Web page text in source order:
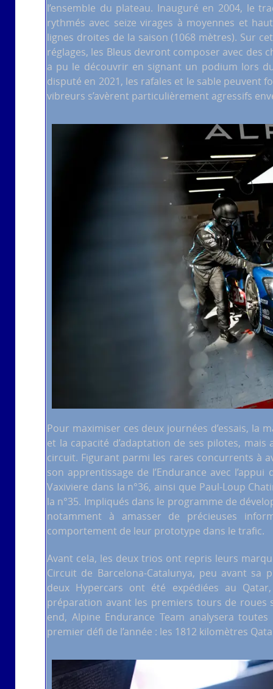
l’ensemble du plateau. Inauguré en 2004, le
rythmés avec seize virages à moyennes et
lignes droites de la saison (1068 mètres). Sur
réglages, les Bleus devront composer avec des
a pu le découvrir en signant un podium lors
disputé en 2021, les rafales et le sable peuvent
vibreurs s’avèrent particulièrement agressifs
Pour maximiser ces deux journées d’essais, la
et la capacité d’adaptation de ses pilotes, mais
circuit. Figurant parmi les rares concurrents à
son apprentissage de l’Endurance avec
Vaxiviere dans la n°36, ainsi que Paul-Loup
la n°35. Impliqués dans le programme de
notamment à amasser de précieuses
comportement de leur prototype dans le trafic.
Avant cela, les deux trios ont repris leurs
Circuit de Barcelona-Catalunya, peu avant sa
deux Hypercars ont été expédiées au
préparation avant les premiers tours de roues
end, Alpine Endurance Team analysera
premier défi de l’année : les 1812 kilomètres